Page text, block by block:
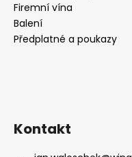
Firemní vína
Balení
Předplatné a poukazy
Kontakt